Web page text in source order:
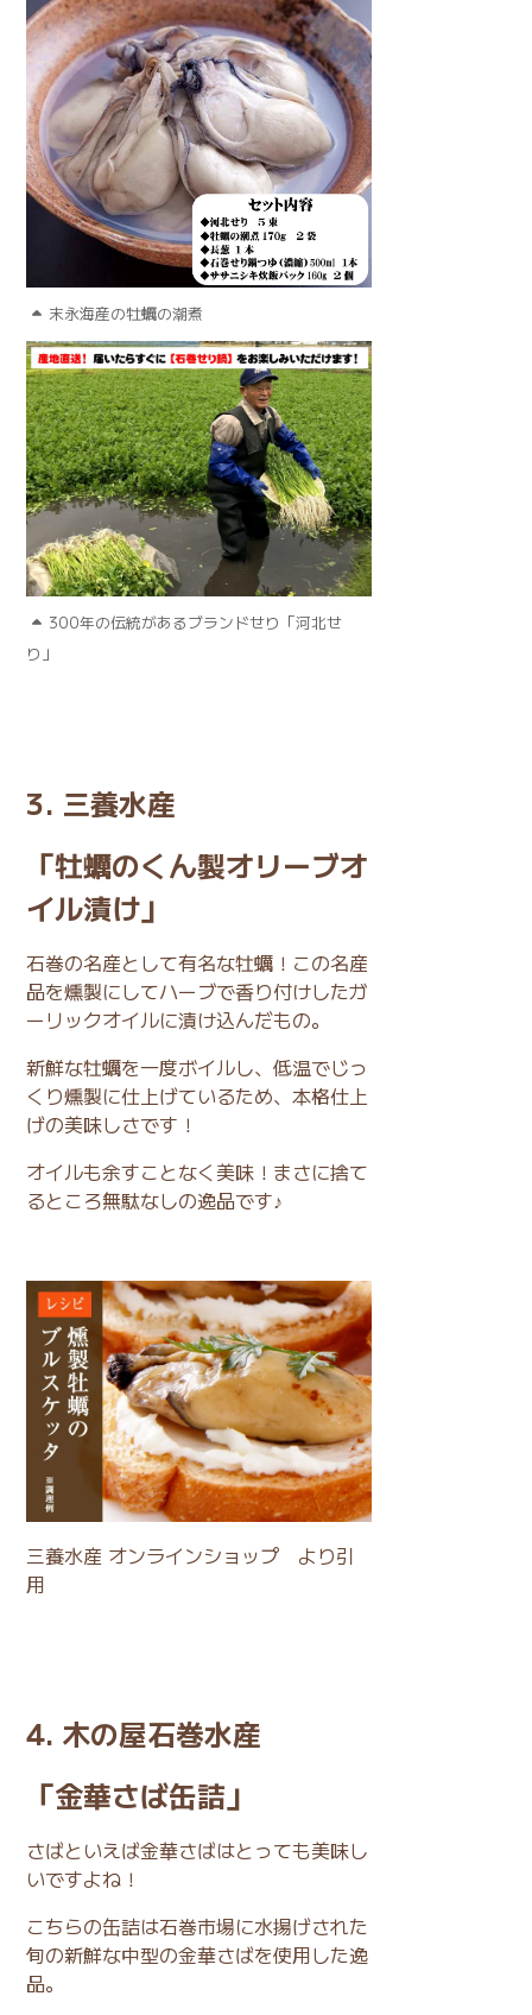
末永海産の牡蠣の潮煮
300年の伝統があるブランドせり「河北せ
り」
3. 三養水産
「牡蠣のくん製オリーブオ
イル漬け」
石巻の名産として有名な牡蠣！この名産
品を燻製にしてハーブで香り付けしたガ
ーリックオイルに漬け込んだもの。
新鮮な牡蠣を一度ボイルし、低温でじっ
くり燻製に仕上げているため、本格仕上
げの美味しさです！
オイルも余すことなく美味！まさに捨て
るところ無駄なしの逸品です♪
三養水産 オンラインショップ より引
用
4. 木の屋石巻水産
「金華さば缶詰」
さばといえば金華さばはとっても美味し
いですよね！
こちらの缶詰は石巻市場に水揚げされた
旬の新鮮な中型の金華さばを使用した逸
品。